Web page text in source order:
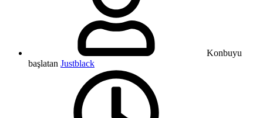
Konbuyu
başlatan Justblack